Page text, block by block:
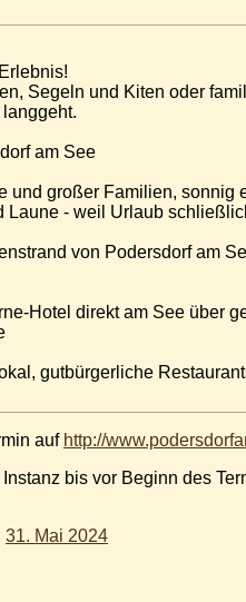
Segeln und Kiten oder
am See
und großer Familien, sonnig
Laune - weil Urlaub
von Podersdorf am
Hotel direkt am See über
gutbürgerliche
auf http://
bis vor Beginn des
31. Mai 2024